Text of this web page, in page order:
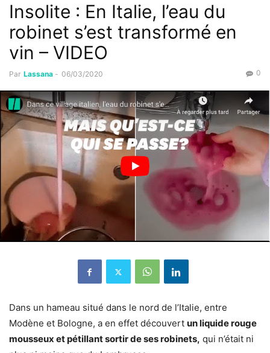
Insolite : En Italie, l’eau du
robinet s’est transformé en
vin – VIDEO
Par Lassana - 06/03/2020 0
Dans un hameau situé dans le nord de l’Italie, entre
Modène et Bologne, a en effet découvert un liquide rouge
mousseux et pétillant sortir de ses robinets, qui n’était ni